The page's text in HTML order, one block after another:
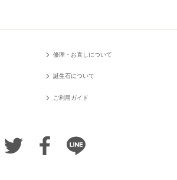
修理・お直しについて
誕生石について
ご利用ガイド